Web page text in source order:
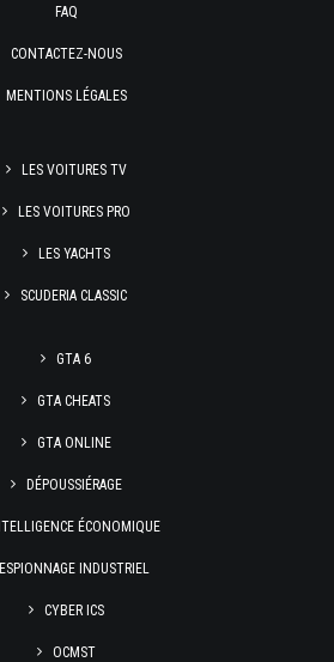
FAQ
CONTACTEZ-NOUS
MENTIONS LÉGALES
LES VOITURES TV
LES VOITURES PRO
LES YACHTS
SCUDERIA CLASSIC
GTA 6
GTA CHEATS
GTA ONLINE
DÉPOUSSIÉRAGE
ÉCONOMIQUE
ESPIONNAGE INDUSTRIEL
CYBER ICS
OCMST